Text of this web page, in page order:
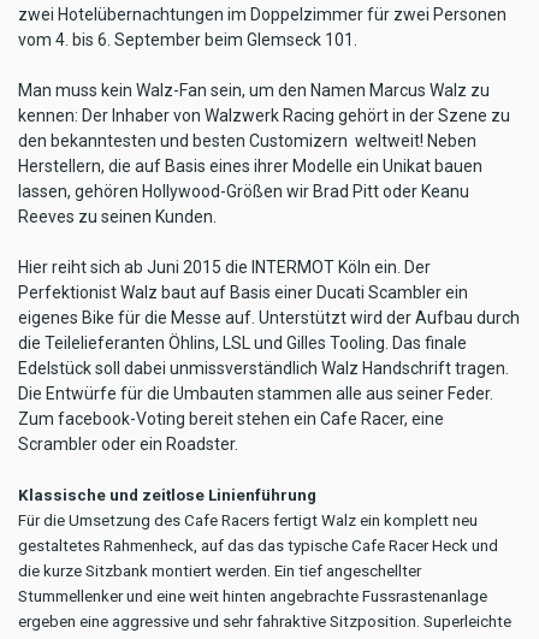
zwei Hotelübernachtungen im Doppelzimmer für zwei Personen
vom 4. bis 6. September beim Glemseck 101.
Man muss kein Walz-Fan sein, um den Namen Marcus Walz zu
kennen: Der Inhaber von Walzwerk Racing gehört in der Szene zu
den bekanntesten und besten Customizern  weltweit! Neben
Herstellern, die auf Basis eines ihrer Modelle ein Unikat bauen
lassen, gehören Hollywood-Größen wir Brad Pitt oder Keanu
Reeves zu seinen Kunden.
Hier reiht sich ab Juni 2015 die INTERMOT Köln ein. Der
Perfektionist Walz baut auf Basis einer Ducati Scambler ein
eigenes Bike für die Messe auf. Unterstützt wird der Aufbau durch
die Teilelieferanten Öhlins, LSL und Gilles Tooling. Das finale
Edelstück soll dabei unmissverständlich Walz Handschrift tragen.
Die Entwürfe für die Umbauten stammen alle aus seiner Feder.
Zum facebook-Voting bereit stehen ein Cafe Racer, eine
Scrambler oder ein Roadster.
Klassische und zeitlose Linienführung
Für die Umsetzung des Cafe Racers fertigt Walz ein komplett neu
gestaltetes Rahmenheck, auf das das typische Cafe Racer Heck und
die kurze Sitzbank montiert werden. Ein tief angeschellter
Stummellenker und eine weit hinten angebrachte Fussrastenanlage
ergeben eine aggressive und sehr fahraktive Sitzposition. Superleichte